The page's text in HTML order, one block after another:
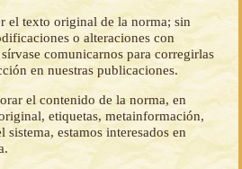
el texto original de la norma; sin
o alteraciones con
comunicarnos para corregirlas
en nuestras publicaciones.
el contenido de la norma, en
etiquetas, metainformación,
sistema, estamos interesados en